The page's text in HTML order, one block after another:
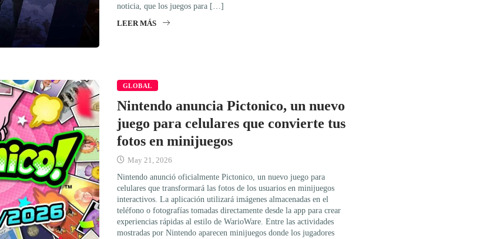
noticia, que los juegos para […]
LEER MÁS
GLOBAL
Nintendo anuncia Pictonico, un nuevo
juego para celulares que convierte tus
fotos en minijuegos
May 21, 2026
Nintendo anunció oficialmente Pictonico, un nuevo juego para
celulares que transformará las fotos de los usuarios en minijuegos
interactivos. La aplicación utilizará imágenes almacenadas en el
teléfono o fotografías tomadas directamente desde la app para crear
experiencias rápidas al estilo de WarioWare. Entre las actividades
mostradas por Nintendo aparecen minijuegos donde los jugadores